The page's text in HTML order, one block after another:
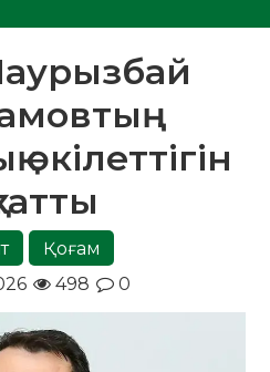
өкілеттігін
Қоғам
498 0